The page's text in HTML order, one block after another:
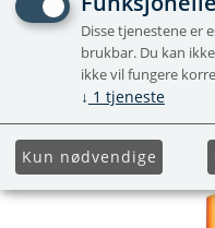
Populær
Disse tjenestene er
brukbar. Du kan
ikke vil fungere
↓ 1 tjeneste
Kun nødvendige